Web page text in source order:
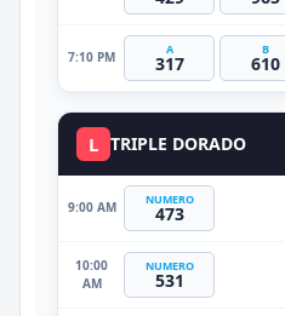
7:10 PM A
317
B
610
L TRIPLE DORADO
9:00 AM NUMERO
473
10:00
AM
NUMERO
531